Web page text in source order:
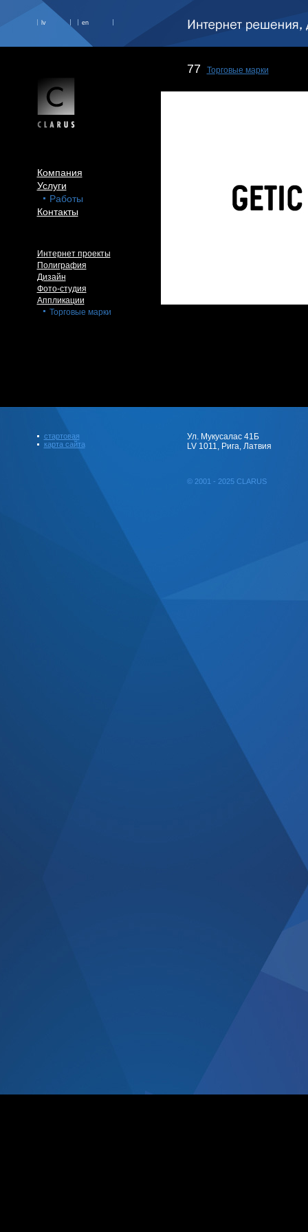
lv en
Компания
Услуги
Работы
Контакты
Интернет проекты
Полиграфия
Дизайн
Фото-студия
Аппликации
Торговые марки
77 Торговые марки
стартовая
карта сайта
Ул. Мукусалас 41Б
LV 1011, Рига, Латвия
© 2001 - 2025 CLARUS